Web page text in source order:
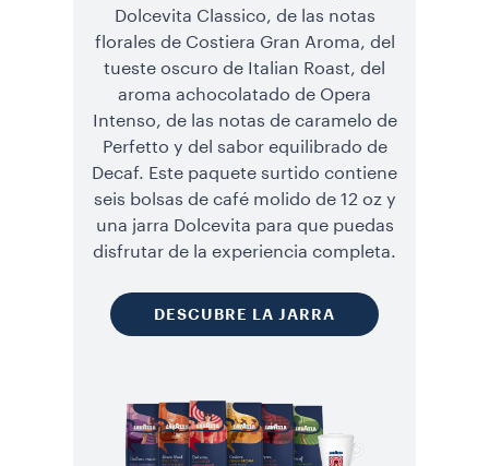
Dolcevita Classico, de las notas
florales de Costiera Gran Aroma, del
tueste oscuro de Italian Roast, del
aroma achocolatado de Opera
Intenso, de las notas de caramelo de
Perfetto y del sabor equilibrado de
Decaf. Este paquete surtido contiene
seis bolsas de café molido de 12 oz y
una jarra Dolcevita para que puedas
disfrutar de la experiencia completa.
DESCUBRE LA JARRA